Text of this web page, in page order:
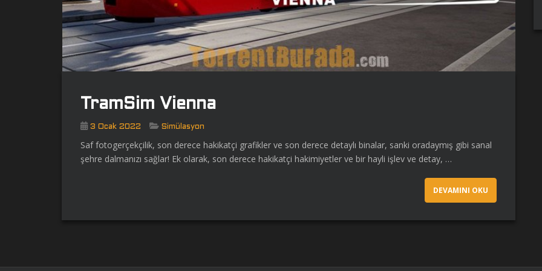
TramSim Vienna
3 Ocak 2022 Simülasyon
Saf fotogerçekçilik, son derece hakikatçi grafikler ve son derece detaylı binalar, sanki oradaymış gibi sanal
şehre dalmanızı sağlar! Ek olarak, son derece hakikatçi hakimiyetler ve bir hayli işlev ve detay, …
DEVAMINI OKU